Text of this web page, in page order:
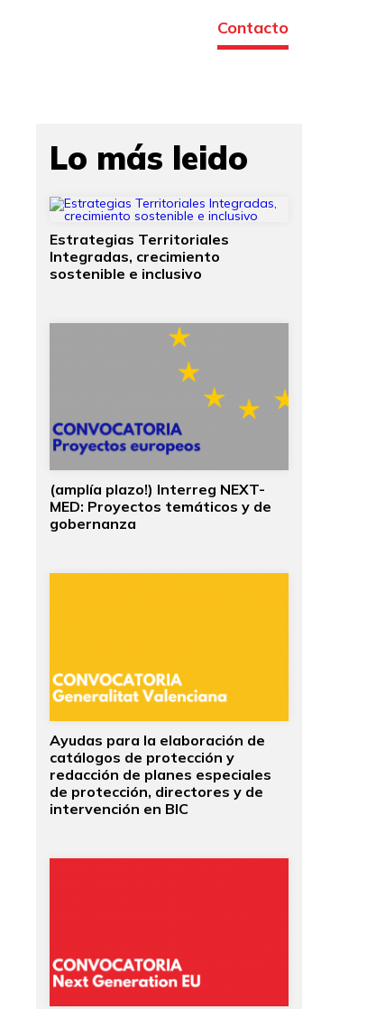
Contacto
Lo más leido
Estrategias Territoriales
Integradas, crecimiento
sostenible e inclusivo
(amplía plazo!) Interreg NEXT-
MED: Proyectos temáticos y de
gobernanza
Ayudas para la elaboración de
catálogos de protección y
redacción de planes especiales
de protección, directores y de
intervención en BIC